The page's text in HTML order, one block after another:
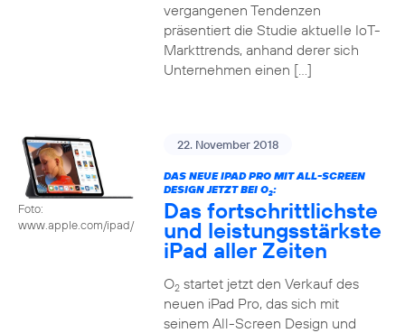
vergangenen Tendenzen
präsentiert die Studie aktuelle IoT-
Markttrends, anhand derer sich
Unternehmen einen […]
Foto:
www.apple.com/ipad/
22. November 2018
DAS NEUE IPAD PRO MIT ALL-SCREEN
DESIGN JETZT BEI O2:
Das fortschrittlichste
und leistungsstärkste
iPad aller Zeiten
O2startet jetzt den Verkauf des
neuen iPad Pro, das sich mit
seinem All-Screen Design und